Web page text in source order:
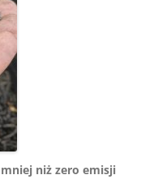
niż zero emisji